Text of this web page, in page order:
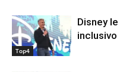
Top4
Disney
inclusivo